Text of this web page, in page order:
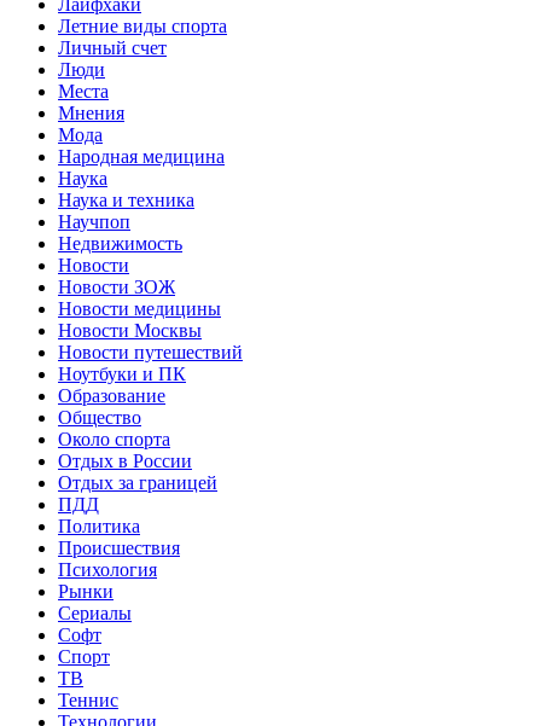
Летние виды спорта
Личный счет
Люди
Места
Мнения
Мода
Народная медицина
Наука
Наука и техника
Научпоп
Недвижимость
Новости
Новости ЗОЖ
Новости медицины
Новости Москвы
Новости путешествий
Ноутбуки и ПК
Образование
Общество
Около спорта
Отдых в России
Отдых за границей
ПДД
Политика
Происшествия
Психология
Рынки
Сериалы
Софт
Спорт
ТВ
Теннис
Технологии